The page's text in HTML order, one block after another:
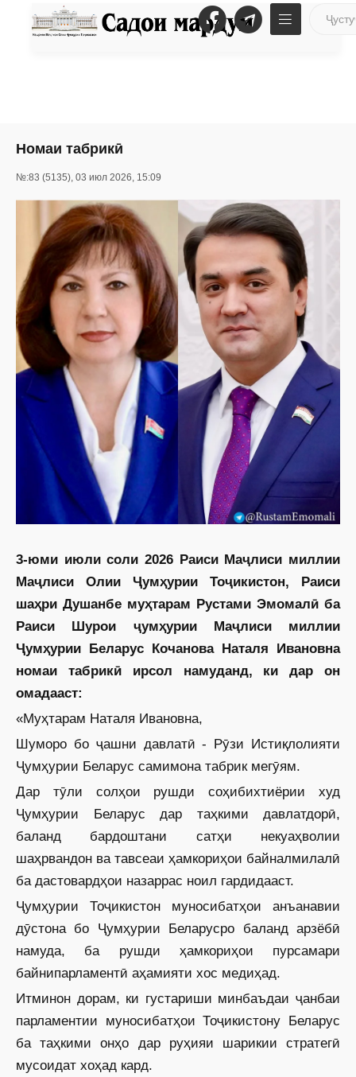
Номаи табрикӣ
№:83 (5135), 03 июл 2026, 15:09
3-юми июли соли 2026 Раиси Маҷлиси миллии
Маҷлиси Олии Ҷумҳурии Тоҷикистон, Раиси
шаҳри Душанбе муҳтарам Рустами Эмомалӣ ба
Раиси Шурои ҷумҳурии Маҷлиси миллии
Ҷумҳурии Беларус Кочанова Наталя Ивановна
номаи табрикӣ ирсол намуданд, ки дар он
омадааст:
«Муҳтарам Наталя Ивановна,
Шуморо бо ҷашни давлатӣ - Рӯзи Истиқлолияти
Ҷумҳурии Беларус самимона табрик мегӯям.
Дар тӯли солҳои рушди соҳиб­ихтиёрии худ
Ҷумҳурии Беларус дар таҳкими давлатдорӣ,
баланд бардоштани сатҳи некуаҳволии
шаҳрвандон ва тавсеаи ҳамкориҳои байналмилалӣ
ба дастовардҳои назаррас ноил гардидааст.
Ҷумҳурии Тоҷикистон муносибатҳои анъанавии
дӯстона бо Ҷумҳурии Беларусро баланд арзёбӣ
намуда, ба рушди ҳамкориҳои пурсамари
байнипарламентӣ аҳамияти хос медиҳад.
Итминон дорам, ки густариши минбаъдаи ҷанбаи
парламентии муносибатҳои Тоҷикистону Беларус
ба таҳкими онҳо дар руҳияи шарикии стратегӣ
мусоидат хоҳад кард.